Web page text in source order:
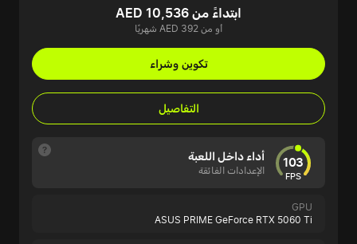
ابتداءً من AED 10,536
أو من AED 392 شهريًا
تكوين وشراء
التفاصيل
103
FPS
أداء داخل اللعبة
الإعدادات الفائقة
GPU
ASUS PRIME GeForce RTX 5060 Ti